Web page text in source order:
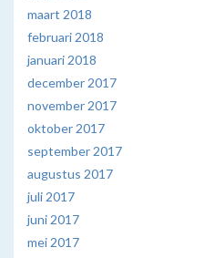
maart 2018
februari 2018
januari 2018
december 2017
november 2017
oktober 2017
september 2017
augustus 2017
juli 2017
juni 2017
mei 2017